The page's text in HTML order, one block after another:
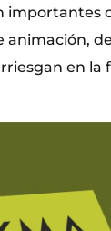
importantes
animación,
en la